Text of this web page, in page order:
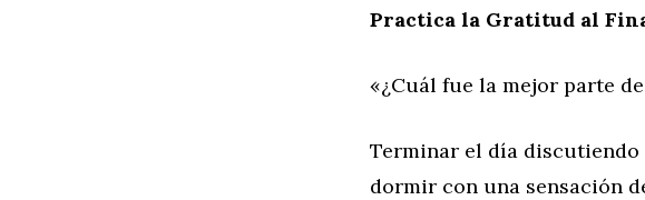
Practica la Gratitud al
«¿Cuál fue la mejor parte
Terminar el día discutiendo
dormir con una sensación